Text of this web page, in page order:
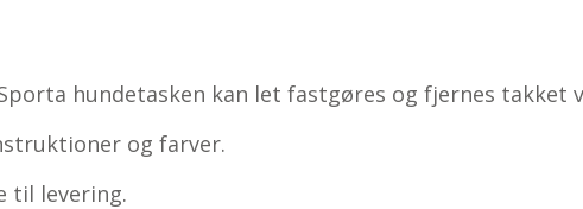
hundetasken kan let fastgøres og fjernes takket
og farver.
til levering.